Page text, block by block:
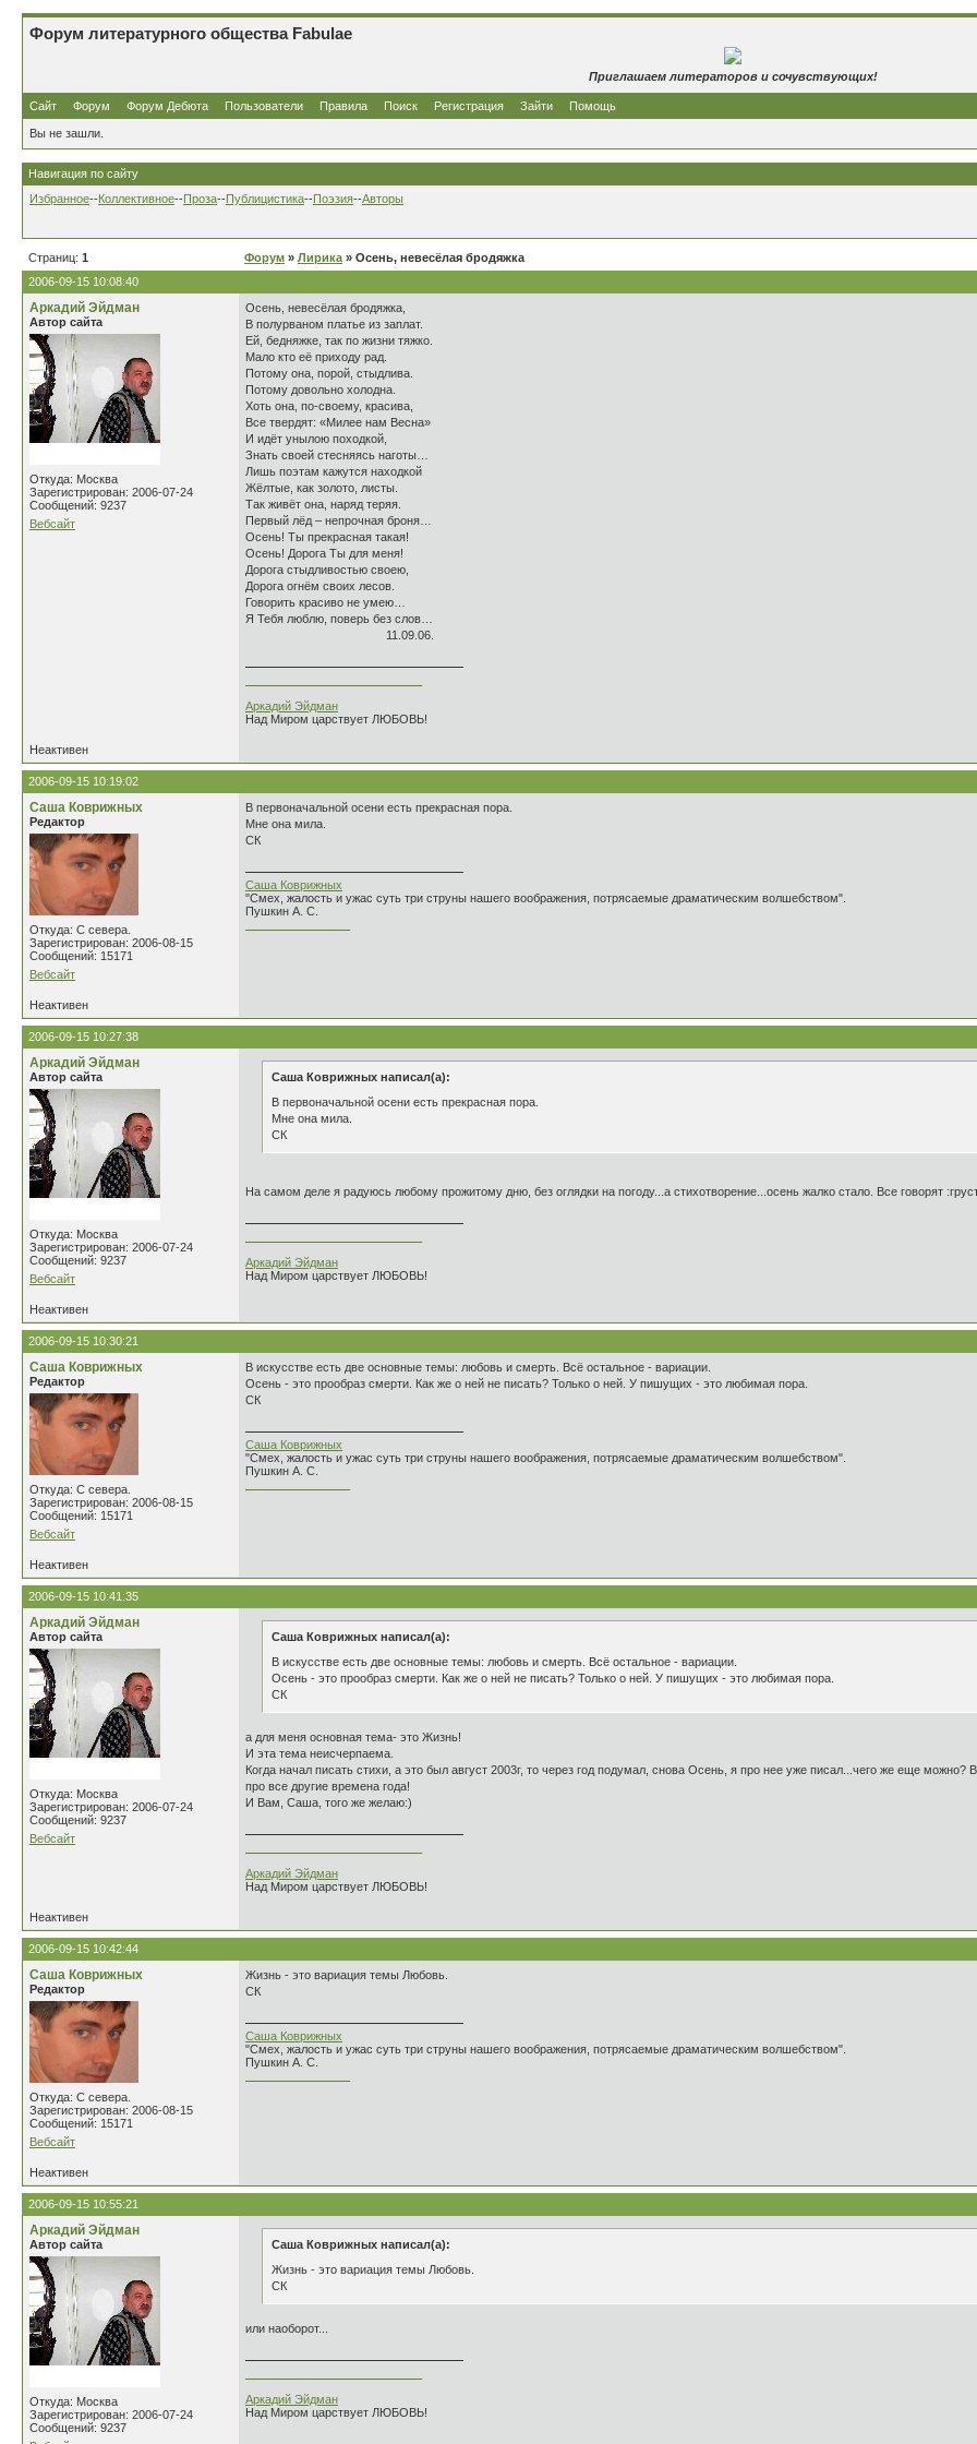
Форум литературного общества Fabulae
Приглашаем литераторов и сочувствующих!
Сайт Форум Форум Дебюта Пользователи Правила Поиск Регистрация Зайти Помощь
Вы не зашли.
Навигация по сайту
Избранное--Коллективное--Проза--Публицистика--Поэзия--Авторы
Страниц: 1 Форум » Лирика » Осень, невесёлая бродяжка
2006-09-15 10:08:40
Аркадий Эйдман
Автор сайта
Откуда: Москва
Зарегистрирован: 2006-07-24
Сообщений: 9237
Вебсайт
Осень, невесёлая бродяжка,
В полурваном платье из заплат.
Ей, бедняжке, так по жизни тяжко.
Мало кто её приходу рад.
Потому она, порой, стыдлива.
Потому довольно холодна.
Хоть она, по-своему, красива,
Все твердят: «Милее нам Весна»
И идёт унылою походкой,
Знать своей стесняясь наготы…
Лишь поэтам кажутся находкой
Жёлтые, как золото, листы.
Так живёт она, наряд теряя.
Первый лёд – непрочная броня…
Осень! Ты прекрасная такая!
Осень! Дорога Ты для меня!
Дорога стыдливостью своею,
Дорога огнём своих лесов.
Говорить красиво не умею…
Я Тебя люблю, поверь без слов…
11.09.06.
Аркадий Эйдман
Над Миром царствует ЛЮБОВЬ!
Неактивен
2006-09-15 10:19:02
Саша Коврижных
Редактор
Откуда: С севера.
Зарегистрирован: 2006-08-15
Сообщений: 15171
Вебсайт
В первоначальной осени есть прекрасная пора.
Мне она мила.
СК
Саша Коврижных
"Смех, жалость и ужас суть три струны нашего воображения, потрясаемые драматическим волшебством".
Пушкин А. С.
Неактивен
2006-09-15 10:27:38
Аркадий Эйдман
Автор сайта
Откуда: Москва
Зарегистрирован: 2006-07-24
Сообщений: 9237
Вебсайт
Саша Коврижных написал(а):
В первоначальной осени есть прекрасная пора.
Мне она мила.
СК
На самом деле я радуюсь любому прожитому дню, без оглядки на погоду...а стихотворение...осень жалко стало. Все говорят
Аркадий Эйдман
Над Миром царствует ЛЮБОВЬ!
Неактивен
2006-09-15 10:30:21
Саша Коврижных
Редактор
Откуда: С севера.
Зарегистрирован: 2006-08-15
Сообщений: 15171
Вебсайт
В искусстве есть две основные темы: любовь и смерть. Всё остальное - вариации.
Осень - это прообраз смерти. Как же о ней не писать? Только о ней. У пишущих - это любимая пора.
СК
Саша Коврижных
"Смех, жалость и ужас суть три струны нашего воображения, потрясаемые драматическим волшебством".
Пушкин А. С.
Неактивен
2006-09-15 10:41:35
Аркадий Эйдман
Автор сайта
Откуда: Москва
Зарегистрирован: 2006-07-24
Сообщений: 9237
Вебсайт
Саша Коврижных написал(а):
В искусстве есть две основные темы: любовь и смерть. Всё остальное - вариации.
Осень - это прообраз смерти. Как же о ней не писать? Только о ней. У пишущих - это любимая пора.
СК
а для меня основная тема- это Жизнь!
И эта тема неисчерпаема.
Когда начал писать стихи, а это был август 2003г, то через год подумал, снова Осень, я про нее уже писал...чего же еще
про все другие времена года!
И Вам, Саша, того же желаю:)
Аркадий Эйдман
Над Миром царствует ЛЮБОВЬ!
Неактивен
2006-09-15 10:42:44
Саша Коврижных
Редактор
Откуда: С севера.
Зарегистрирован: 2006-08-15
Сообщений: 15171
Вебсайт
Жизнь - это вариация темы Любовь.
СК
Саша Коврижных
"Смех, жалость и ужас суть три струны нашего воображения, потрясаемые драматическим волшебством".
Пушкин А. С.
Неактивен
2006-09-15 10:55:21
Аркадий Эйдман
Автор сайта
Откуда: Москва
Зарегистрирован: 2006-07-24
Сообщений: 9237
Саша Коврижных написал(а):
Жизнь - это вариация темы Любовь.
СК
или наоборот...
Аркадий Эйдман
Над Миром царствует ЛЮБОВЬ!